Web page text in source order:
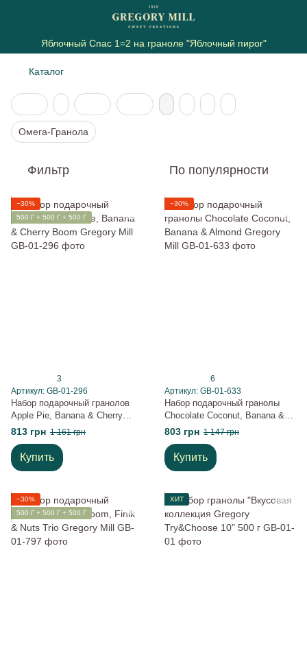
Яблочный Спас 1=2 на граноле "Яблочный пирог"
Каталог
Омега-Гранола
Фильтр По популярности
−30%
500 Г + 500 Г + 500 Г
3
Артикул: GB-01-296
Набор подарочный гранолов
Apple Pie, Banana & Cherry
Boom Gregory Mill
813 грн 1 161 грн
Купить
−30%
6
Артикул: GB-01-633
Набор подарочный гранолы
Chocolate Coconut, Banana &
Almond Gregory Mill
803 грн 1 147 грн
Купить
−30%
500 Г + 500 Г + 500 Г
ХИТ